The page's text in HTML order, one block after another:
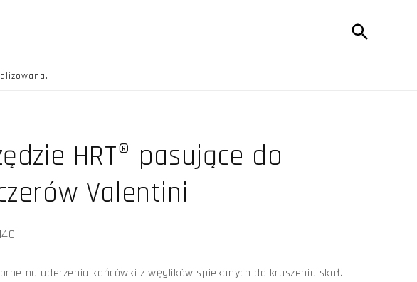
HRT® pasujące do
Valentini
na uderzenia końcówki z węglików spiekanych do kruszenia skał.